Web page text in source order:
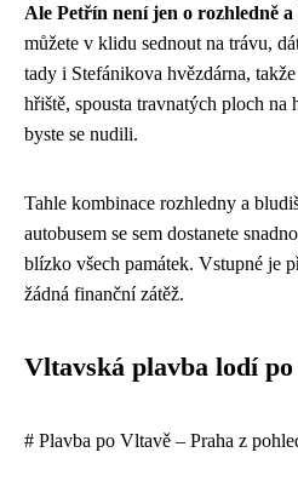
Ale Petřín není jen o rozhledně
můžete v klidu sednout na trávu,
tady i Stefánikova hvězdárna,
hřiště, spousta travnatých ploch na
byste se nudili.
Tahle kombinace rozhledny a
autobusem se sem dostanete
blízko všech památek. Vstupné je
žádná finanční zátěž.
Vltavská plavba lodí po
# Plavba po Vltavě – Praha z